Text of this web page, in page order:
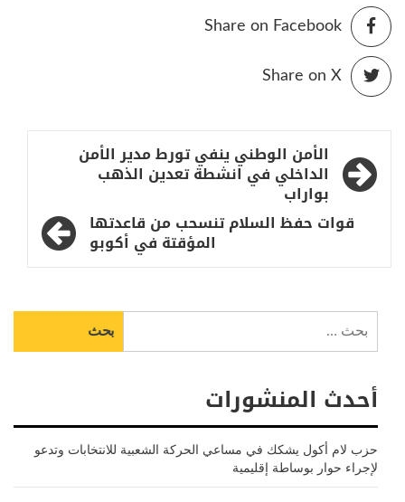
Share on Facebook
Share on X
تصفّح
المقالات
الأمن الوطني ينفي تورط مدير الأمن
الداخلي في انشطة تعدين الذهب
بواراب
قوات حفظ السلام تنسحب من قاعدتها
المؤقتة في أكوبو
عن:
أحدث المنشورات
حزب لام أكول يشكك في مساعي الحركة الشعبية للانتخابات وتدعو
لإجراء حوار بوساطة إقليمية